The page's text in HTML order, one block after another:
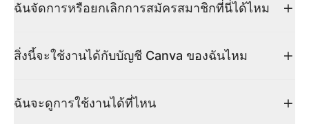
ฉันจัดการหรือยกเลิกการสมัครสมาชิกที่นี่ได้ไหม
สิ่งนี้จะใช้งานได้กับบัญชี Canva ของฉันไหม
ฉันจะดูการใช้งานได้ที่ไหน